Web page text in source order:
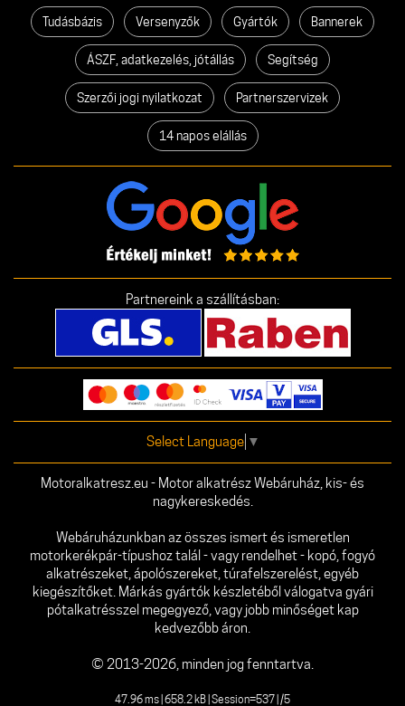
Tudásbázis Versenyzők Gyártók Bannerek
ÁSZF, adatkezelés, jótállás Segítség
Szerzői jogi nyilatkozat Partnerszervizek
14 napos elállás
Partnereink a szállításban:
Select Language ▼
Motoralkatresz.eu - Motor alkatrész Webáruház, kis- és
nagykereskedés.
Webáruházunkban az összes ismert és ismeretlen
motorkerékpár-típushoz talál - vagy rendelhet - kopó, fogyó
alkatrészeket, ápolószereket, túrafelszerelést, egyéb
kiegészítőket. Márkás gyártók készletéből válogatva gyári
pótalkatrésszel megegyező, vagy jobb minőséget kap
kedvezőbb áron.
© 2013-2026, minden jog fenntartva.
47.96 ms | 658.2 kB | Session=537 | /5